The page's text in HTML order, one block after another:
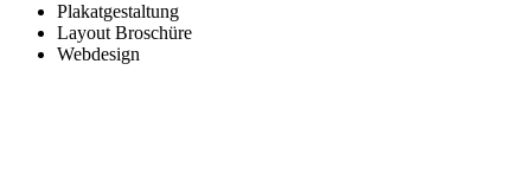
Plakatgestaltung
Layout Broschüre
Webdesign